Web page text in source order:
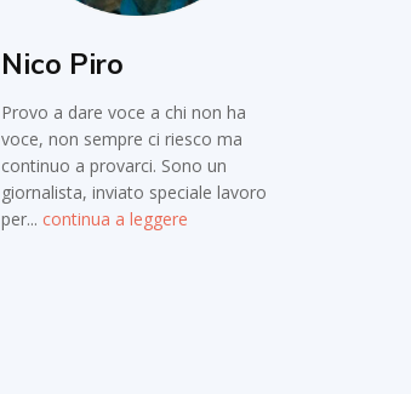
Nico Piro
Provo a dare voce a chi non ha
voce, non sempre ci riesco ma
continuo a provarci. Sono un
giornalista, inviato speciale lavoro
per... continua a leggere